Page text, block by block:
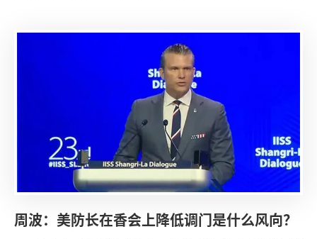
CISS中国论坛特此发布，以飨读者。
周波：美防长在香会上降低调门是什么风向？